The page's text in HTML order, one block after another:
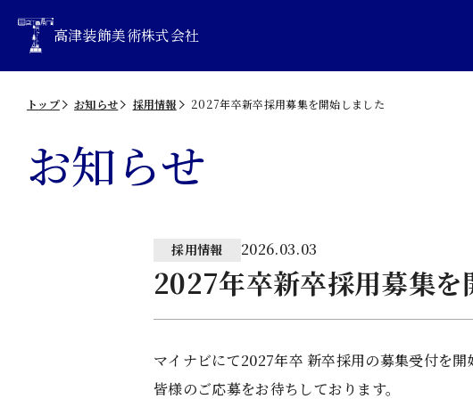
高津装飾美術株式会社
トップ お知らせ 採用情報 2027年卒新卒採用募集を開始しました
お知らせ
採用情報 2026.03.03
2027年卒新卒採用募集を
マイナビにて2027年卒 新卒採用の募集受付を開
皆様のご応募をお待ちしております。